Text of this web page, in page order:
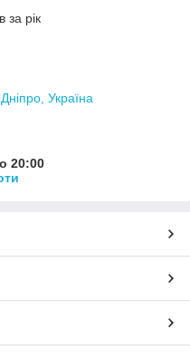
за рік
Україна
20:00